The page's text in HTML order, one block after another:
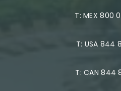
T:MEX 800
T: USA 844
T:CAN 844